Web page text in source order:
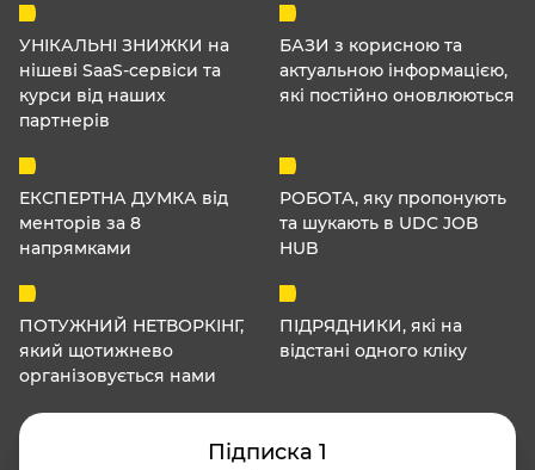
УНІКАЛЬНІ ЗНИЖКИ на
нішеві SaaS-сервіси та
курси від наших
партнерів
БАЗИ з корисною та
актуальною інформацією,
які постійно оновлюються
ЕКСПЕРТНА ДУМКА від
менторів за 8
напрямками
РОБОТА, яку пропонують
та шукають в UDC JOB
HUB
ПОТУЖНИЙ НЕТВОРКІНГ,
який щотижнево
організовується нами
ПІДРЯДНИКИ, які на
відстані одного кліку
Підписка 1